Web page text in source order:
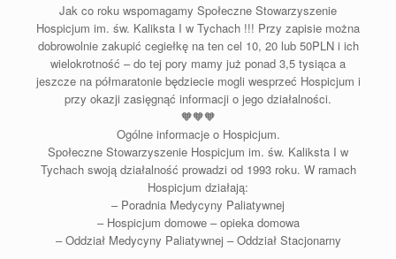
Jak co roku wspomagamy Społeczne Stowarzyszenie
Hospicjum im. św. Kaliksta I w Tychach !!! Przy zapisie można
dobrowolnie zakupić cegiełkę na ten cel 10, 20 lub 50PLN i ich
wielokrotność – do tej pory mamy już ponad 3,5 tysiąca a
jeszcze na półmaratonie będziecie mogli wesprzeć Hospicjum i
przy okazji zasięgnąć informacji o jego działalności.
🧡🧡🧡
Ogólne informacje o Hospicjum.
Społeczne Stowarzyszenie Hospicjum im. św. Kaliksta I w
Tychach swoją działalność prowadzi od 1993 roku. W ramach
Hospicjum działają:
– Poradnia Medycyny Paliatywnej
– Hospicjum domowe – opieka domowa
– Oddział Medycyny Paliatywnej – Oddział Stacjonarny